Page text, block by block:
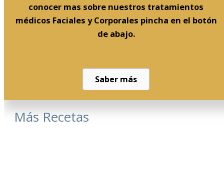
conocer mas sobre nuestros tratamientos
médicos Faciales y Corporales pincha en el botón
de abajo.
Saber más
Más Recetas